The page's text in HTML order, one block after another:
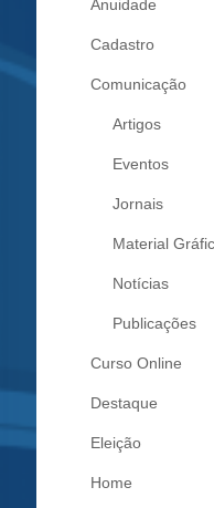
Anuidade
Cadastro
Comunicação
Artigos
Eventos
Jornais
Material
Notícias
Publicações
Curso Online
Destaque
Eleição
Home